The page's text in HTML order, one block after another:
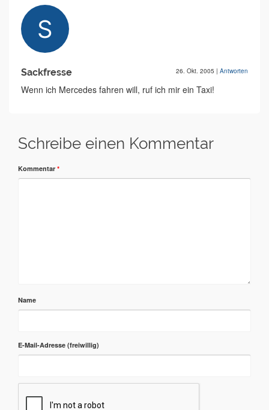
Sackfresse 26. Okt. 2005 | Antworten
Wenn ich Mercedes fahren will, ruf ich mir ein Taxi!
Schreibe einen Kommentar
Kommentar *
Name
E-Mail-Adresse